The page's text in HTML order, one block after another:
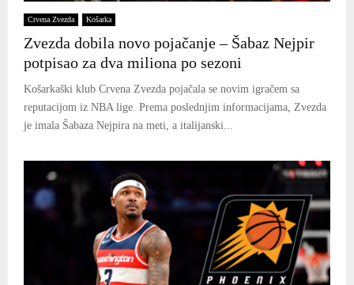
Crvena Zvezda Košarka
Zvezda dobila novo pojačanje – Šabaz Nejpir
potpisao za dva miliona po sezoni
Košarkaški klub Crvena Zvezda pojačala se novim igračem sa
reputacijom iz NBA lige. Prema poslednjim informacijama, Zvezda
je imala Šabaza Nejpira na meti, a italijanski...